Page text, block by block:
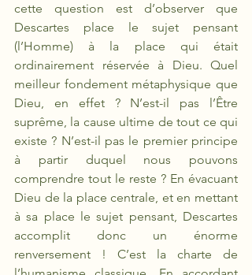
cette question est d’observer que
Descartes place le sujet pensant
(l’Homme) à la place qui était
ordinairement réservée à Dieu. Quel
meilleur fondement métaphysique que
Dieu, en effet ? N’est-il pas l’Être
suprême, la cause ultime de tout ce qui
existe ? N’est-il pas le premier principe
à partir duquel nous pouvons
comprendre tout le reste ? En évacuant
Dieu de la place centrale, et en mettant
à sa place le sujet pensant, Descartes
accomplit donc un énorme
renversement ! C’est la charte de